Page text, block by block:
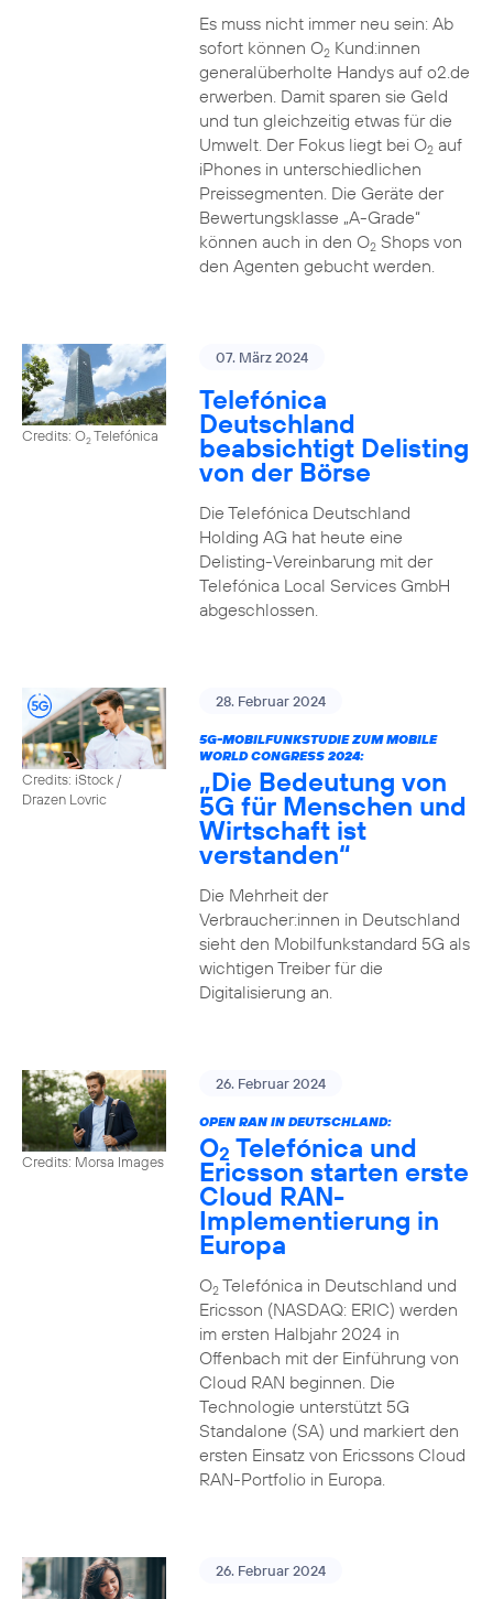
Es muss nicht immer neu sein: Ab
sofort können O2Kund:innen
generalüberholte Handys auf o2.de
erwerben. Damit sparen sie Geld
und tun gleichzeitig etwas für die
Umwelt. Der Fokus liegt bei O2auf
iPhones in unterschiedlichen
Preissegmenten. Die Geräte der
Bewertungsklasse „A-Grade“
können auch in den O2Shops von
den Agenten gebucht werden.
Credits: O2Telefónica
07. März 2024
Telefónica
Deutschland
beabsichtigt Delisting
von der Börse
Die Telefónica Deutschland
Holding AG hat heute eine
Delisting-Vereinbarung mit der
Telefónica Local Services GmbH
abgeschlossen.
Credits: iStock /
Drazen Lovric
28. Februar 2024
5G-MOBILFUNKSTUDIE ZUM MOBILE
WORLD CONGRESS 2024:
„Die Bedeutung von
5G für Menschen und
Wirtschaft ist
verstanden“
Die Mehrheit der
Verbraucher:innen in Deutschland
sieht den Mobilfunkstandard 5G als
wichtigen Treiber für die
Digitalisierung an.
Credits: Morsa Images
26. Februar 2024
OPEN RAN IN DEUTSCHLAND:
O2 Telefónica und
Ericsson starten erste
Cloud RAN-
Implementierung in
Europa
O2Telefónica in Deutschland und
Ericsson (NASDAQ: ERIC) werden
im ersten Halbjahr 2024 in
Offenbach mit der Einführung von
Cloud RAN beginnen. Die
Technologie unterstützt 5G
Standalone (SA) und markiert den
ersten Einsatz von Ericssons Cloud
RAN-Portfolio in Europa.
26. Februar 2024